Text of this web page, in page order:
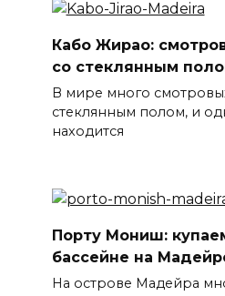
Кабо Жирао:
со стеклянным
В мире много
стеклянным полом, и
находится
Порту Мониш:
бассейне на
На острове Мадейра